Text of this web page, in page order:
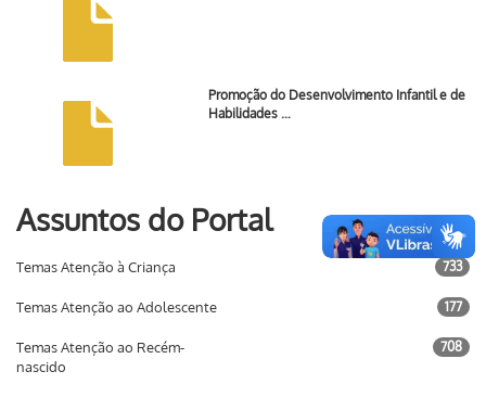
Promoção do Desenvolvimento Infantil e de
Habilidades …
Assuntos do Portal
Temas Atenção à Criança 733
Temas Atenção ao Adolescente 177
Temas Atenção ao Recém-
nascido
708